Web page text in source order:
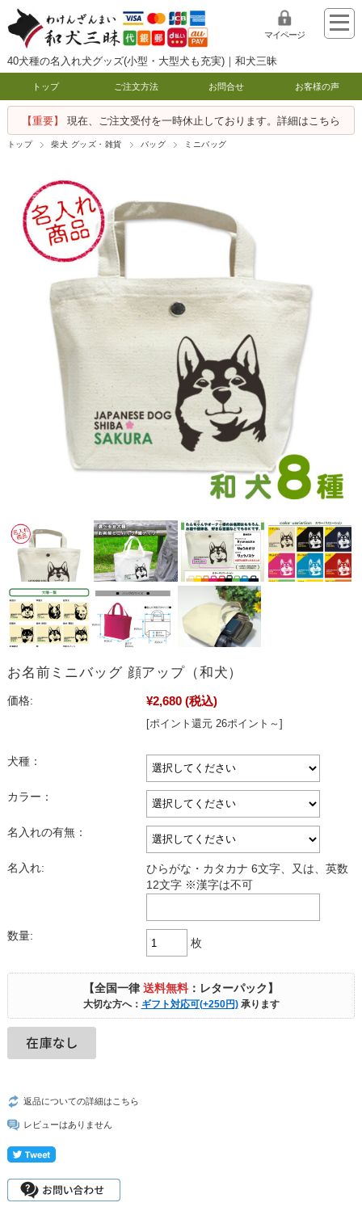
40犬種の名入れ犬グッズ(小型・大型犬も充実)｜和犬三昧
マイページ
トップ ご注文方法 お問合せ お客様の声
【重要】 現在、ご注文受付を一時休止しております。詳細はこちら
トップ 柴犬 グッズ・雑貨 バッグ ミニバッグ
お名前ミニバッグ 顔アップ（和犬）
価格: ¥2,680 (税込)
[ポイント還元 26ポイント～]
犬種：
カラー：
名入れの有無：
名入れ:
ひらがな・カタカナ 6文字、又は、英数
12文字 ※漢字は不可
数量:
枚
【全国一律送料無料 ：レターパック】
大切な方へ： ギフト対応可(+250円)承ります
返品についての詳細はこちら
レビューはありません